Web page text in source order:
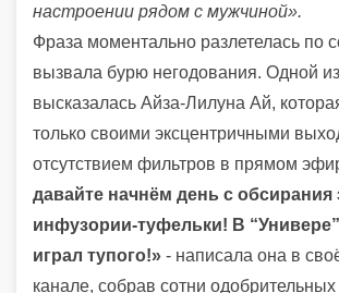
настроении рядом с мужчиной».
Фраза моментально разлетелась по
вызвала бурю негодования. Одной
высказалась Айза-Лилуна Ай,
только своими эксцентричными
отсутствием фильтров в прямом
давайте начнём день с обсирания
инфузории-туфельки! В “Универе”
играл тупого!» - написала она в
канале, собрав сотни одобрительных